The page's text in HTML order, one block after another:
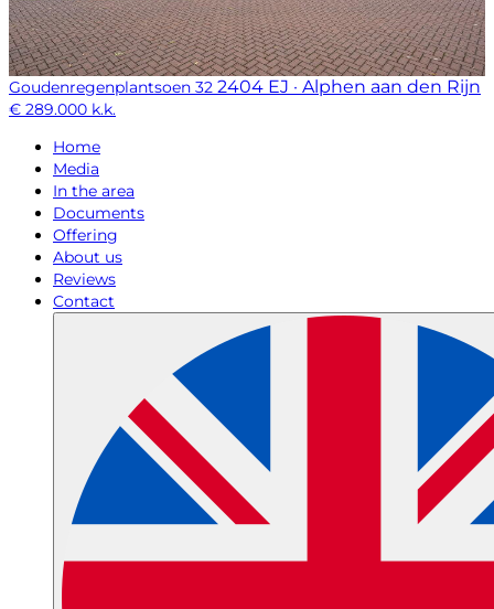
Goudenregenplantsoen 32 2404 EJ · Alphen aan den Rijn
€ 289.000 k.k.
Home
Media
In the area
Documents
Offering
About us
Reviews
Contact